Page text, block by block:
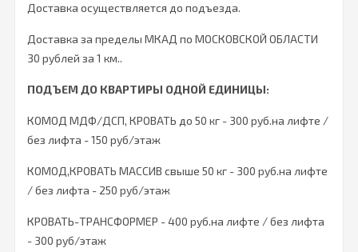
Доставка осуществляется до подъезда.
Доставка за пределы МКАД по МОСКОВСКОЙ ОБЛАСТИ
30 рублей за 1 км..
ПОДЪЕМ ДО КВАРТИРЫ ОДНОЙ ЕДИНИЦЫ:
КОМОД МДФ/ДСП, КРОВАТЬ до 50 кг - 300 руб.на лифте /
без лифта - 150 руб/этаж
КОМОД,КРОВАТЬ МАССИВ свыше 50 кг - 300 руб.на лифте
/ без лифта - 250 руб/этаж
КРОВАТЬ-ТРАНСФОРМЕР - 400 руб.на лифте / без лифта
- 300 руб/этаж